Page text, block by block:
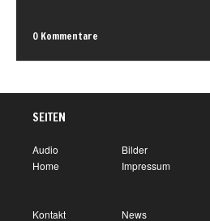
0 Kommentare
SEITEN
Audio Bilder
Home
Impressum
Kontakt
News